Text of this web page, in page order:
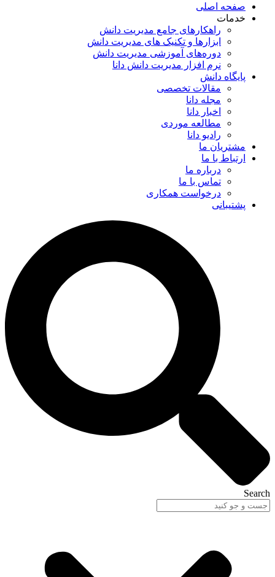
صفحه اصلی
خدمات
راهکارهای جامع مدیریت دانش
ابزارها و تکنیک‌ های مدیریت دانش
دوره‌های آموزشی مدیریت دانش
نرم افزار مدیریت دانش دانا
پایگاه دانش
مقالات تخصصی
مجله دانا
اخبار دانا
مطالعه موردی
رادیو دانا
مشتریان ما
ارتباط با ما
درباره ما
تماس با ما
درخواست همکاری
پشتیبانی
Search